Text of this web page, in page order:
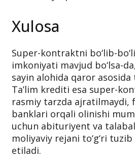
qilishi mumkin. Bu esa foiz
shartlari yuqori bo‘lishi
Xulosa
Super-kontraktni bo‘lib-
imkoniyati mavjud bo‘lsa-
sayin alohida qaror asosida
Ta’lim krediti esa super-
rasmiy tarzda
banklari orqali olinishi